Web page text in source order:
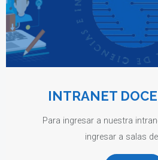
INTRANET
Para ingresar a nuestra
ingresar a salas